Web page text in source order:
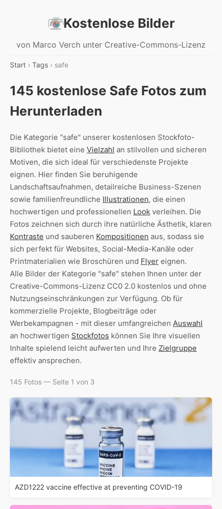
Kostenlose Bilder
von Marco Verch unter Creative-Commons-Lizenz
Start › Tags › safe
145 kostenlose Safe Fotos zum
Herunterladen
Die Kategorie "safe" unserer kostenlosen Stockfoto-
Bibliothek bietet eine Vielzahl an stilvollen und sicheren
Motiven, die sich ideal für verschiedenste Projekte
eignen. Hier finden Sie beruhigende
Landschaftsaufnahmen, detailreiche Business-Szenen
sowie familienfreundliche Illustrationen, die einen
hochwertigen und professionellen Look verleihen. Die
Fotos zeichnen sich durch ihre natürliche Ästhetik, klaren
Kontraste und sauberen Kompositionen aus, sodass sie
sich perfekt für Websites, Social-Media-Kanäle oder
Printmaterialien wie Broschüren und Flyer eignen.
Alle Bilder der Kategorie "safe" stehen Ihnen unter der
Creative-Commons-Lizenz CC0 2.0 kostenlos und ohne
Nutzungseinschränkungen zur Verfügung. Ob für
kommerzielle Projekte, Blogbeiträge oder
Werbekampagnen - mit dieser umfangreichen Auswahl
an hochwertigen Stockfotos können Sie Ihre visuellen
Inhalte spielend leicht aufwerten und Ihre Zielgruppe
effektiv ansprechen.
145 Fotos — Seite 1 von 3
AZD1222 vaccine effective at preventing COVID-19